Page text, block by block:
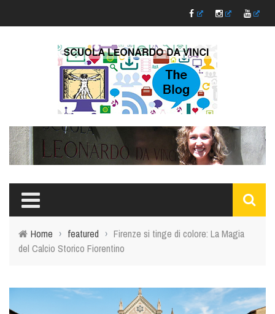
Home › featured › Firenze si tinge di colore: La Magia
del Calcio Storico Fiorentino